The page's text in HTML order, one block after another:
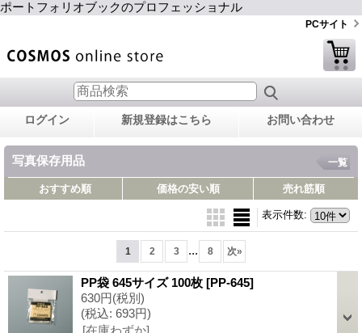
ポートフォリオブックのプロフェッショナル
PCサイト
ログイン 新規登録はこちら お問い合わせ
写真保存用品 一覧
おすすめ順 価格の安い順 売れ筋順
表示件数:
1 2 3 ... 8 次»
PP袋 645サイズ 100枚 [PP-645]
630円(税別)
(税込: 693円)
[在庫わずか]